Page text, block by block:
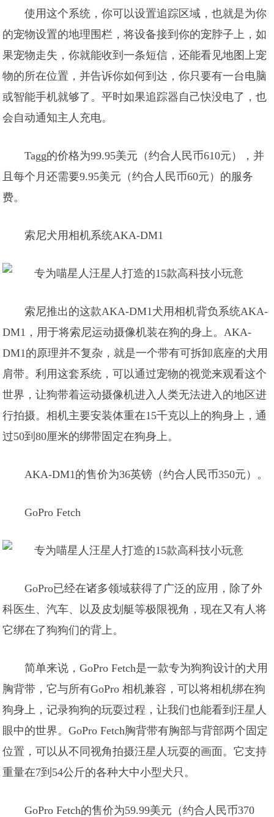
使用这个系统，你可以设置追踪区域，也就是为你
的宠物设置的地理围栏，将设备接到你的宠脖子上，如
果宠物走失，你就能收到一条短信，还能看见地图上宠
物的所在位置，并告诉你如何到达，你只要有一台电脑
或智能手机就够了。平时如果追踪器自己快没电了，也
会自动通知主人充电。
Tagg的价格为99.95美元（约合人民币610元），并
且每个月还需要9.95美元（约合人民币60元）的服务
费。
索尼犬用相机系统AKA-DM1
索尼推出的这款AKA-DM1犬用相机背负系统AKA-
DM1，用于将索尼运动摄像机装在狗的身上。AKA-
DM1的原理并不复杂，就是一个带有可拆卸底座的犬用
肩带。利用这套系统，可以通过宠物的视觉来观看这个
世界，让狗带着运动摄像机进入人类无法进入的地区进
行拍摄。相机主要安装体重在15千克以上的狗身上，通
过50到80厘米的绑带固定在狗身上。
AKA-DM1的售价为36英镑（约合人民币350元）。
GoPro Fetch
GoPro已经在诸多领域获得了广泛的应用，除了外
科医生、汽车、以及皮划艇等极限视角，现在又有人将
它绑在了狗狗们的背上。
简单来说，GoPro Fetch是一款专为狗狗设计的犬用
胸背带，它与所有GoPro 相机兼容，可以将相机绑在狗
狗身上，记录狗狗的玩耍过程，让我们也能看到汪星人
眼中的世界。GoPro Fetch胸背带有胸部与背部两个固定
位置，可以从不同视角拍摄汪星人玩耍的画面。它支持
重量在7到54公斤的各种大中小型犬只。
GoPro Fetch的售价为59.99美元（约合人民币370